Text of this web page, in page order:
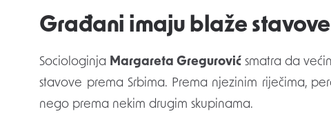
Građani imaju blaže
Sociologinja Margareta Gregurović smatra da
stavove prema Srbima. Prema njezinim riječima,
nego prema nekim drugim skupinama.